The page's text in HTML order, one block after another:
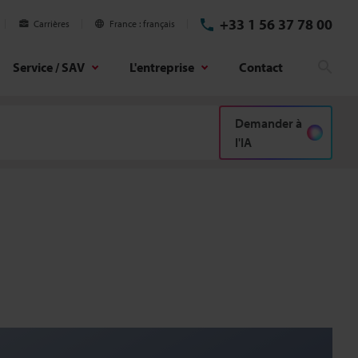
Carrières France français +33 1 56 37 78 00
Service / SAV L'entreprise Contact
Demander à
l'IA